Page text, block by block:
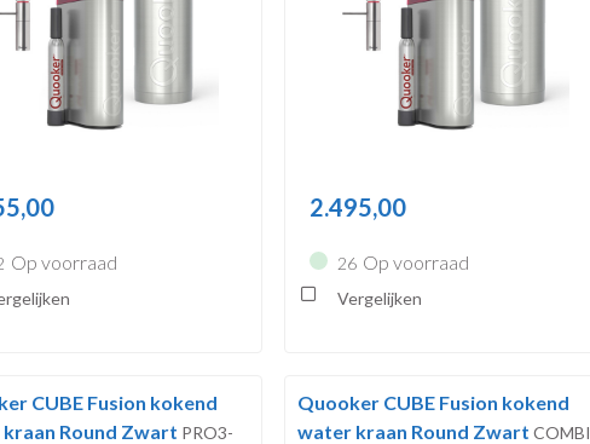
Op voorraad
2.495,00
26 Op voorraad
Vergelijken
CUBE Fusion kokend
Round Zwart PRO3-
Quooker CUBE Fusion kokend
water kraan Round Zwart COMBI